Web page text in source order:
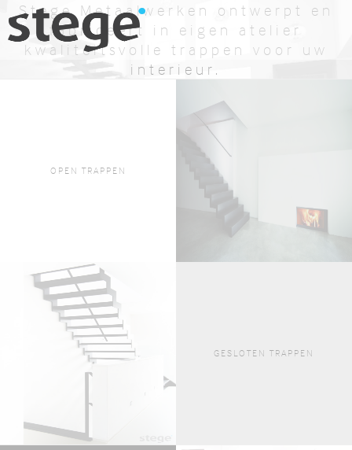
Stege Metaalwerken ontwerpt en
fabriceert in eigen atelier
kwaliteitsvolle trappen voor uw
interieur.
BEKIJK AANBOD
OFFERTE AANVRAGEN
OPEN TRAPPEN
GESLOTEN TRAPPEN